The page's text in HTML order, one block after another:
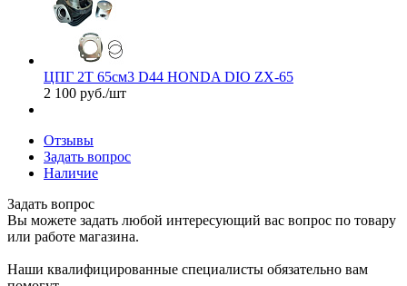
ЦПГ 2T 65см3 D44 HONDA DIO ZX-65
2 100 руб./шт
Отзывы
Задать вопрос
Наличие
Задать вопрос
Вы можете задать любой интересующий вас вопрос по товару
или работе магазина.
Наши квалифицированные специалисты обязательно вам